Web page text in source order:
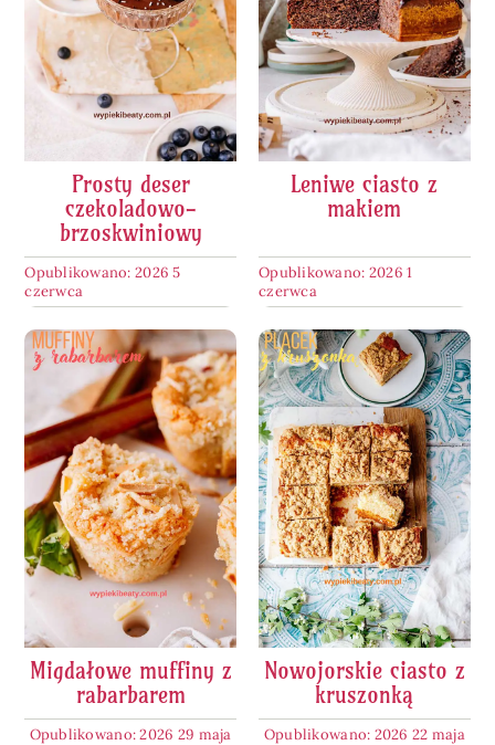
Prosty deser
czekoladowo-
brzoskwiniowy
Opublikowano: 2026 5
czerwca
Leniwe ciasto z
makiem
Opublikowano: 2026 1
czerwca
Migdałowe muffiny z
rabarbarem
Opublikowano: 2026 29 maja
Nowojorskie ciasto z
kruszonką
Opublikowano: 2026 22 maja